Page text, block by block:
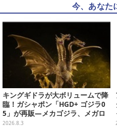
今、あなた
キングギドラが大ボリュームで降
臨！ガシャポン「HGD+ ゴジラ0
5」が再販―メカゴジラ、メガロ
なども揃った全4種
2026.8.3